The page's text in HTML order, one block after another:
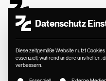
MIN. LESEZEIT
Datenschutz
Diese zeitgemäße Website nutzt
essenziell, während andere uns helfen,
verbessern.